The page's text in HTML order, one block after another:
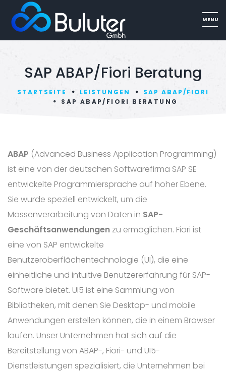
SAP ABAP/Fiori Beratung
STARTSEITE LEISTUNGEN
SAP ABAP/FIORI
SAP ABAP/FIORI BERATUNG
ABAP (Advanced Business Application Programming)
ist eine von der deutschen Softwarefirma SAP SE
entwickelte Programmiersprache auf hoher Ebene.
Sie wurde speziell entwickelt, um die
Massenverarbeitung von Daten in SAP-
Geschäftsanwendungen zu ermöglichen. Fiori ist
eine von SAP entwickelte
Benutzeroberflächentechnologie (UI), die eine
einheitliche und intuitive Benutzererfahrung für SAP-
Software bietet. UI5 ist eine Sammlung von
Bibliotheken, mit denen Sie Desktop- und mobile
Anwendungen erstellen können, die in einem Browser
laufen. Unser Unternehmen hat sich auf die
Bereitstellung von ABAP-, Fiori- und UI5-
Dienstleistungen spezialisiert, die Unternehmen bei